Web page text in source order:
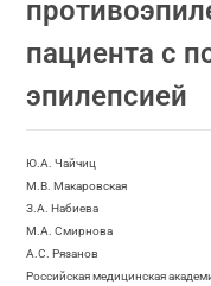
пациента с
эпилепсией
Ю.А. Чайчиц
М.В. Макаровская
З.А. Набиева
М.А. Смирнова
А.С. Рязанов
Российская медицинская